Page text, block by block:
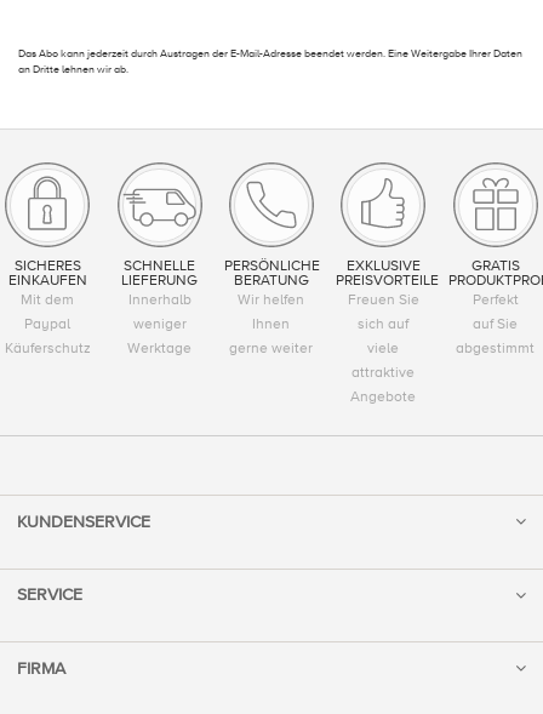
Das Abo kann jederzeit durch Austragen der E-Mail-Adresse beendet werden. Eine Weitergabe Ihrer Daten
an Dritte lehnen wir ab.
SICHERES
EINKAUFEN
Mit dem
Paypal
Käuferschutz
SCHNELLE
LIEFERUNG
Innerhalb
weniger
Werktage
PERSÖNLICHE
BERATUNG
Wir helfen
Ihnen
gerne weiter
EXKLUSIVE
PREISVORTEILE
Freuen Sie
sich auf
viele
attraktive
Angebote
GRATIS
Perfekt
auf Sie
abgestimmt
KUNDENSERVICE
SERVICE
FIRMA